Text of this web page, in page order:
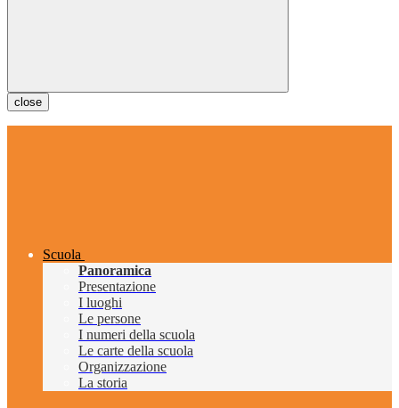
close
Scuola
Panoramica
Presentazione
I luoghi
Le persone
I numeri della scuola
Le carte della scuola
Organizzazione
La storia